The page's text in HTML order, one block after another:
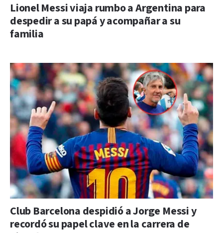
Lionel Messi viaja rumbo a Argentina para
despedir a su papá y acompañar a su
familia
Club Barcelona despidió a Jorge Messi y
recordó su papel clave en la carrera de